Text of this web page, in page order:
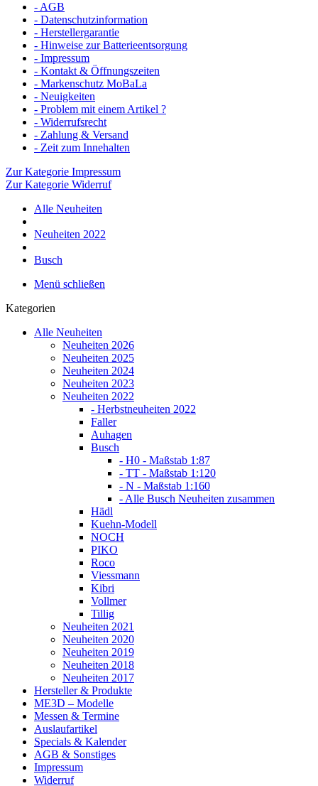
- AGB
- Datenschutzinformation
- Herstellergarantie
- Hinweise zur Batterieentsorgung
- Impressum
- Kontakt & Öffnungszeiten
- Markenschutz MoBaLa
- Neuigkeiten
- Problem mit einem Artikel ?
- Widerrufsrecht
- Zahlung & Versand
- Zeit zum Innehalten
Zur Kategorie Impressum
Zur Kategorie Widerruf
Alle Neuheiten
Neuheiten 2022
Busch
Menü schließen
Kategorien
Alle Neuheiten
Neuheiten 2026
Neuheiten 2025
Neuheiten 2024
Neuheiten 2023
Neuheiten 2022
- Herbstneuheiten 2022
Faller
Auhagen
Busch
- H0 - Maßstab 1:87
- TT - Maßstab 1:120
- N - Maßstab 1:160
- Alle Busch Neuheiten zusammen
Hädl
Kuehn-Modell
NOCH
PIKO
Roco
Viessmann
Kibri
Vollmer
Tillig
Neuheiten 2021
Neuheiten 2020
Neuheiten 2019
Neuheiten 2018
Neuheiten 2017
Hersteller & Produkte
ME3D – Modelle
Messen & Termine
Auslaufartikel
Specials & Kalender
AGB & Sonstiges
Impressum
Widerruf